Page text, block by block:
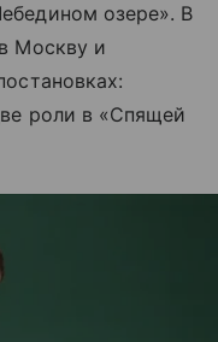
озере». В
Москву и
роли в «Спящей